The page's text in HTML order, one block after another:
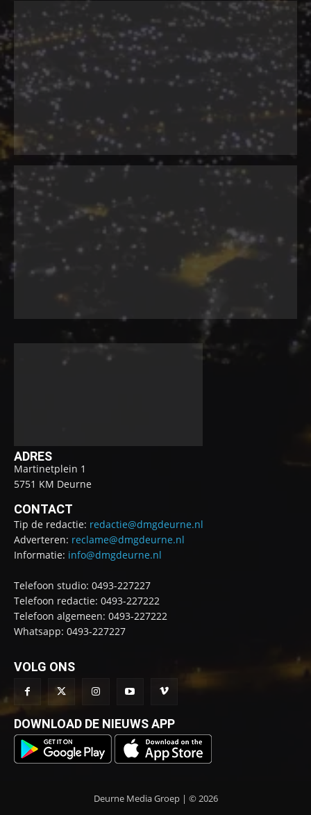
ADRES
Martinetplein 1
5751 KM Deurne
CONTACT
Tip de redactie: redactie@dmgdeurne.nl
Adverteren: reclame@dmgdeurne.nl
Informatie: info@dmgdeurne.nl
Telefoon studio: 0493-227227
Telefoon redactie: 0493-227222
Telefoon algemeen: 0493-227222
Whatsapp: 0493-227227
VOLG ONS
DOWNLOAD DE NIEUWS APP
Deurne Media Groep | © 2026